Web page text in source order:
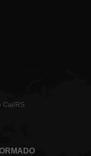
Cai/RS